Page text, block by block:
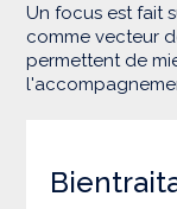
Un focus est fait
comme vecteur
permettent de